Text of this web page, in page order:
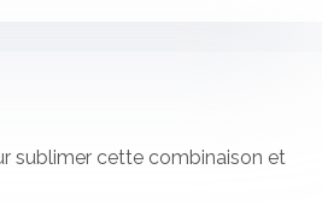
sublimer cette combinaison et